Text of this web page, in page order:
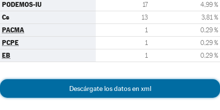
PODEMOS-IU 17 4,99 %
Cs 13 3,81 %
PACMA 1 0,29 %
PCPE 1 0,29 %
EB 1 0,29 %
Descárgate los datos en xml